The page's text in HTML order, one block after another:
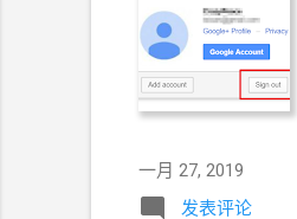
一月 27, 2019
发表评论